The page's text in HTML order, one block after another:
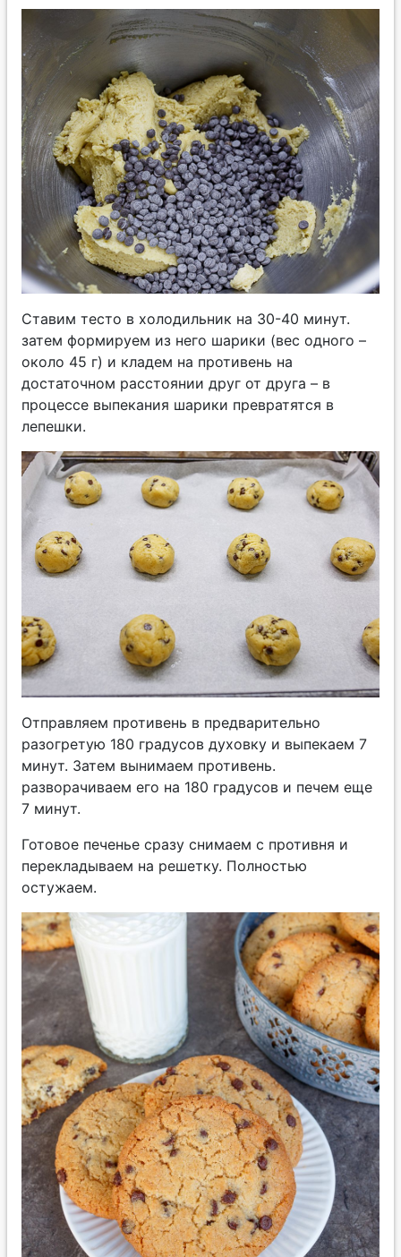
Ставим тесто в холодильник на 30-40 минут.
затем формируем из него шарики (вес одного –
около 45 г) и кладем на противень на
достаточном расстоянии друг от друга – в
процессе выпекания шарики превратятся в
лепешки.
Отправляем противень в предварительно
разогретую 180 градусов духовку и выпекаем 7
минут. Затем вынимаем противень.
разворачиваем его на 180 градусов и печем еще
7 минут.
Готовое печенье сразу снимаем с противня и
перекладываем на решетку. Полностью
остужаем.